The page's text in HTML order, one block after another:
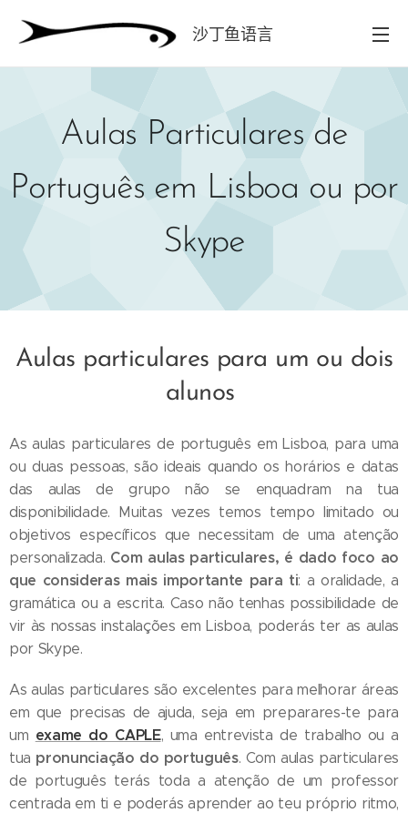
沙丁鱼语言
Aulas Particulares de
Português em Lisboa ou por
Skype
Aulas particulares para um ou dois
alunos
As aulas particulares de português em Lisboa, para uma
ou duas pessoas, são ideais quando os horários e datas
das aulas de grupo não se enquadram na tua
disponibilidade. Muitas vezes temos tempo limitado ou
objetivos específicos que necessitam de uma atenção
personalizada. Com aulas particulares, é dado foco ao
que consideras mais importante para ti: a oralidade, a
gramática ou a escrita. Caso não tenhas possibilidade de
vir às nossas instalações em Lisboa, poderás ter as aulas
por Skype.
As aulas particulares são excelentes para melhorar áreas
em que precisas de ajuda, seja em preparares-te para
um exame do CAPLE, uma entrevista de trabalho ou a
tua pronunciação do português. Com aulas particulares
de português terás toda a atenção de um professor
centrada em ti e poderás aprender ao teu próprio ritmo,